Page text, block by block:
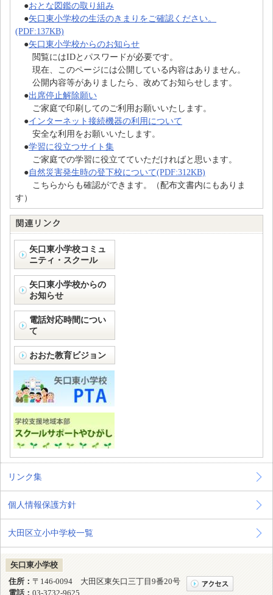
●おとな図鑑の取り組み
●矢口東小学校の生活のきまりをご確認ください。
(PDF:137KB)
●矢口東小学校からのお知らせ
閲覧にはIDとパスワードが必要です。
現在、このページには公開している内容はありません。
公開内容等がありましたら、改めてお知らせします。
●出席停止解除願い
ご家庭で印刷してのご利用お願いいたします。
●インターネット接続機器の利用について
安全な利用をお願いいたします。
●学習に役立つサイト集
ご家庭での学習に役立てていただければと思います。
●自然災害発生時の登下校について(PDF:312KB)
こちらからも確認ができます。（配布文書内にもありま
す）
矢口東小学校コミュ
ニティ・スクール
矢口東小学校からの
お知らせ
電話対応時間につい
て
おおた教育ビジョン
リンク集
個人情報保護方針
大田区立小中学校一覧
矢口東小学校
住所： 〒146-0094 大田区東矢口三丁目9番20号
電話： 03-3732-9625